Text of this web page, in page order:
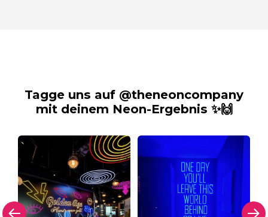
Tagge uns auf @theneoncompany
mit deinem Neon-Ergebnis ✨🙌